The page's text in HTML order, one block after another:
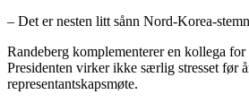
– Det er nesten litt sånn Nord-Korea-
Randeberg komplementerer en kollega for
Presidenten virker ikke særlig stresset før
representantskapsmøte.